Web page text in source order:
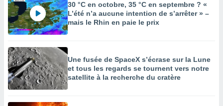
30 °C en octobre, 35 °C en septembre ? «
L’été n’a aucune intention de s’arrêter » –
mais le Rhin en paie le prix
Une fusée de SpaceX s’écrase sur la Lune
et tous les regards se tournent vers notre
satellite à la recherche du cratère